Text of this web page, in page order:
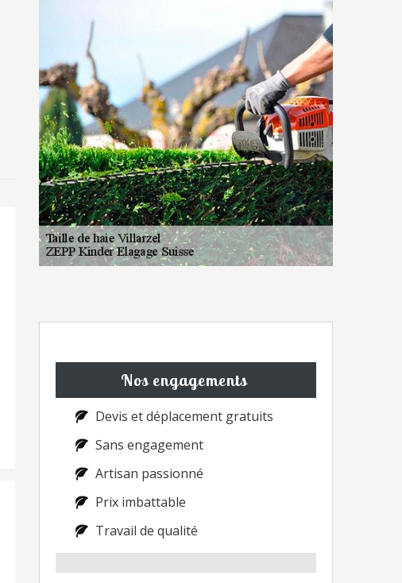
Nos engagements
Devis et déplacement gratuits
Sans engagement
Artisan passionné
Prix imbattable
Travail de qualité